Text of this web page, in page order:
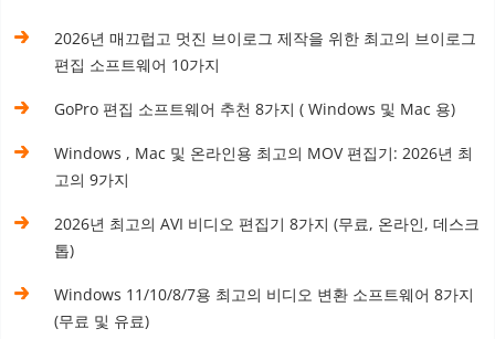
2026년 매끄럽고 멋진 브이로그 제작을 위한 최고의 브이로그
편집 소프트웨어 10가지
GoPro 편집 소프트웨어 추천 8가지 ( Windows 및 Mac 용)
Windows , Mac 및 온라인용 최고의 MOV 편집기: 2026년 최
고의 9가지
2026년 최고의 AVI 비디오 편집기 8가지 (무료, 온라인, 데스크
톱)
Windows 11/10/8/7용 최고의 비디오 변환 소프트웨어 8가지
(무료 및 유료)